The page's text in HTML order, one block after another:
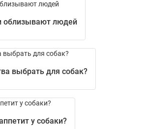
облизывают людей
выбрать для собак?
у собаки?